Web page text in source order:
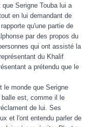
Serigne Touba lui a
en lui demandant de
qu'une partie de
par des propos du
qui ont assisté la
du Khalif
a prétendu que le
le monde que Serigne
est, comme il le
de lui. Ses
et l'ont entendu parler de